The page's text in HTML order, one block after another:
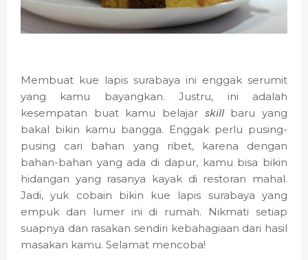
Membuat kue lapis surabaya ini enggak serumit
yang kamu bayangkan. Justru, ini adalah
kesempatan buat kamu belajar skillbaru yang
bakal bikin kamu bangga. Enggak perlu pusing-
pusing cari bahan yang ribet, karena dengan
bahan-bahan yang ada di dapur, kamu bisa bikin
hidangan yang rasanya kayak di restoran mahal.
Jadi, yuk cobain bikin kue lapis surabaya yang
empuk dan lumer ini di rumah. Nikmati setiap
suapnya dan rasakan sendiri kebahagiaan dari hasil
masakan kamu. Selamat mencoba!